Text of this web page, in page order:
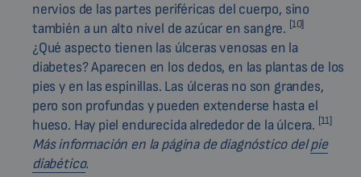
nervios de las partes periféricas del cuerpo, sino
también a un alto nivel de azúcar en sangre. [10]
¿Qué aspecto tienen las úlceras venosas en la
diabetes? Aparecen en los dedos, en las plantas de los
pies y en las espinillas. Las úlceras no son grandes,
pero son profundas y pueden extenderse hasta el
hueso. Hay piel endurecida alrededor de la úlcera. [11]
Más información en la página de diagnóstico delpie
diabético.